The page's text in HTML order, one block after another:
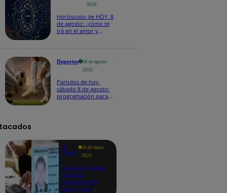
2026
Horóscopo de HOY, 8
de agosto: ¿cómo te
irá en el amor y
Deportes
08 de agosto
2026
Partidos de hoy,
sábado 8 de agosto:
programación para
Te
ayudo
26 de mayo
2025
Revisa si tienes
deudas
consultando
con tu DNI: